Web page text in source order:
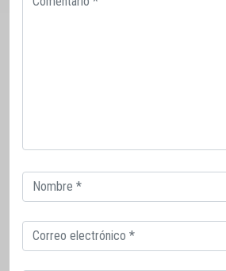
Correo
electrónico
Correo
electrónico